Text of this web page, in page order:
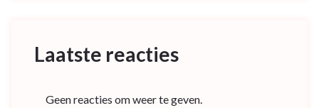
Laatste reacties
Geen reacties om weer te geven.